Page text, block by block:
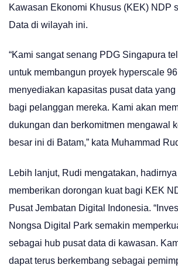
Kawasan Ekonomi Khusus (KEK) NDP
Data di wilayah ini.
“Kami sangat senang PDG Singapura
untuk membangun proyek hyperscale
menyediakan kapasitas pusat data yang
bagi pelanggan mereka. Kami akan
dukungan dan berkomitmen mengawal
besar ini di Batam,” kata Muhammad
Lebih lanjut, Rudi mengatakan,
memberikan dorongan kuat bagi KEK
Pusat Jembatan Digital Indonesia.
Nongsa Digital Park semakin
sebagai hub pusat data di kawasan.
dapat terus berkembang sebagai